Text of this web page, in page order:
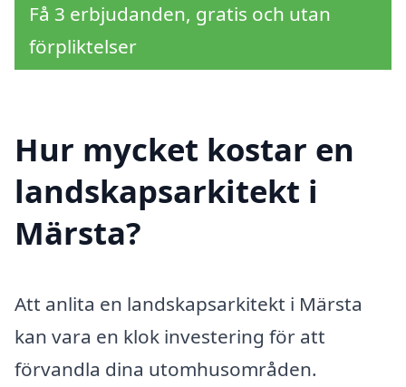
Få 3 erbjudanden, gratis och utan
förpliktelser
Hur mycket kostar en
landskapsarkitekt i
Märsta?
Att anlita en landskapsarkitekt i Märsta
kan vara en klok investering för att
förvandla dina utomhusområden.